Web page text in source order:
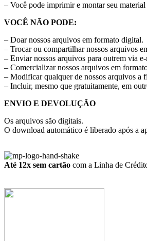
– Você pode imprimir e montar seu
VOCÊ NÃO PODE:
– Doar nossos arquivos em formato digital.
– Trocar ou compartilhar nossos arquivos
– Enviar nossos arquivos para outrem via
– Comercializar nossos arquivos em
– Modificar qualquer de nossos arquivos a
– Incluir, mesmo que gratuitamente, em
ENVIO E DEVOLUÇÃO
Os arquivos são digitais.
O download automático é liberado após a
Até 12x sem cartão com a Linha de